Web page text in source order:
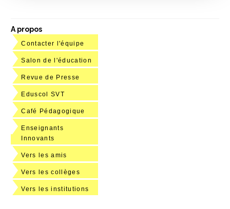
A propos
Contacter l'équipe
Salon de l'éducation
Revue de Presse
Eduscol SVT
Café Pédagogique
Enseignants
Innovants
Vers les amis
Vers les collèges
Vers les institutions